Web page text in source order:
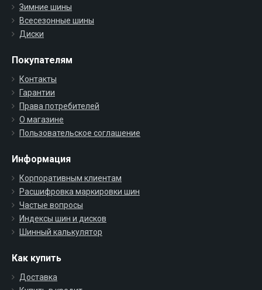
Зимние шины
Всесезонные шины
Диски
Покупателям
Контакты
Гарантии
Права потребителей
О магазине
Пользовательское соглашение
Информация
Корпоративным клиентам
Расшифровка маркировки шин
Частые вопросы
Индексы шин и дисков
Шинный калькулятор
Как купить
Доставка